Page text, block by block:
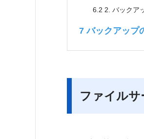
6.2 2. バックア
7 バックアップ
ファイル